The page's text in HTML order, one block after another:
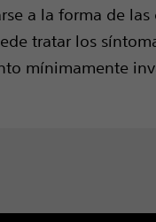
a la forma de
tratar los
mínimamente